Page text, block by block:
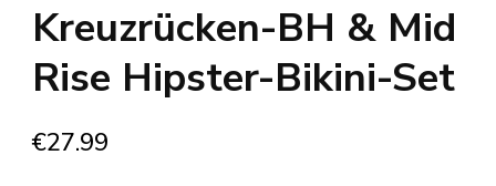
Kreuzrücken-BH & Mid
Rise Hipster-Bikini-Set
€27.99